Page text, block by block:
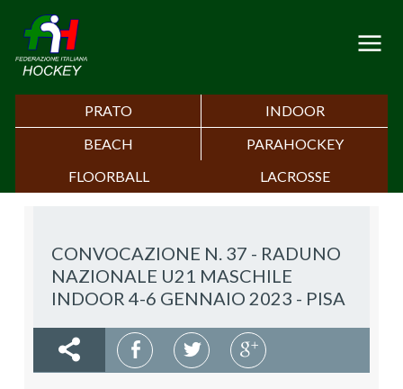
PRATO
INDOOR
BEACH
PARAHOCKEY
FLOORBALL
LACROSSE
CONVOCAZIONE N. 37 - RADUNO
NAZIONALE U21 MASCHILE
INDOOR 4-6 GENNAIO 2023 - PISA